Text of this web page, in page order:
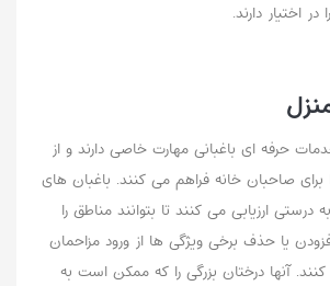
در اختیار دارند.
حرفه ای باغبانی مهارت خاصی دارند و از
برای صاحبان خانه فراهم می کنند. باغبان های
درستی ارزیابی می کنند تا بتوانند مناطق را
یا حذف برخی ویژگی ها از ورود مزاحمان
آنها درختان بزرگی را که ممکن است به